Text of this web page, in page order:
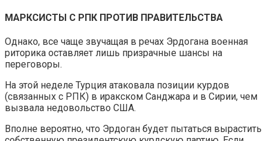
МАРКСИСТЫ С РПК ПРОТИВ ПРАВИТЕЛЬСТВА
Однако, все чаще звучащая в речах Эрдогана военная
риторика оставляет лишь призрачные шансы на
переговоры.
На этой неделе Турция атаковала позиции курдов
(связанных с РПК) в иракском Санджара и в Сирии, чем
вызвала недовольство США.
Вполне вероятно, что Эрдоган будет пытаться вырастить